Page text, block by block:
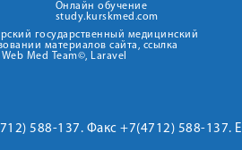
Онлайн обучение
study.kurskmed.com
государственный медицинский
материалов сайта, ссылка
Med Team©, Laravel
588-137. Факс +7(4712) 588-137.